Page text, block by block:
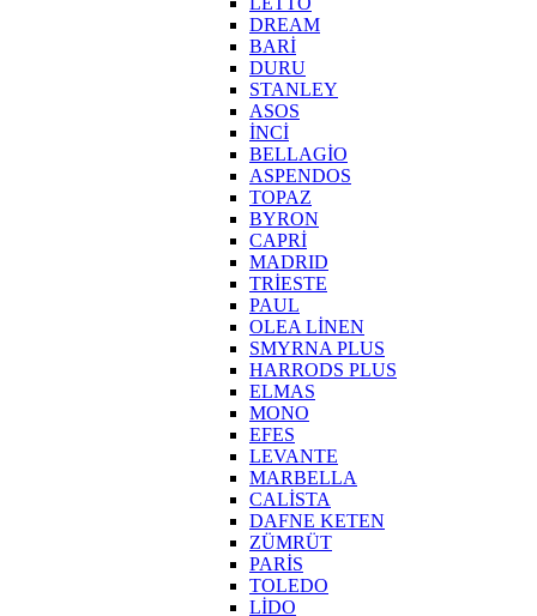
DREAM
BARİ
DURU
STANLEY
ASOS
İNCİ
BELLAGİO
ASPENDOS
TOPAZ
BYRON
CAPRİ
MADRID
TRİESTE
PAUL
OLEA LİNEN
SMYRNA PLUS
HARRODS PLUS
ELMAS
MONO
EFES
LEVANTE
MARBELLA
CALİSTA
DAFNE KETEN
ZÜMRÜT
PARİS
TOLEDO
LİDO